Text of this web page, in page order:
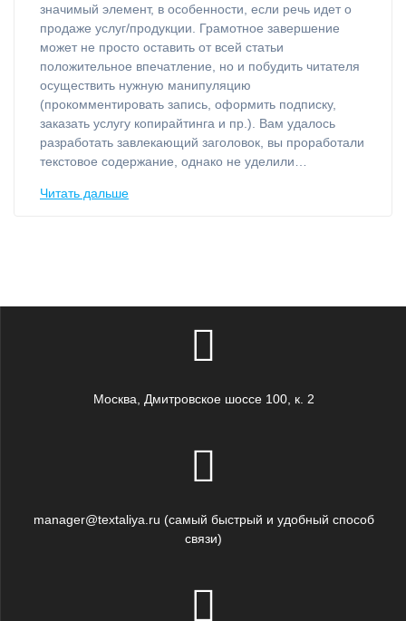
значимый элемент, в особенности, если речь идет о
продаже услуг/продукции. Грамотное завершение
может не просто оставить от всей статьи
положительное впечатление, но и побудить читателя
осуществить нужную манипуляцию
(прокомментировать запись, оформить подписку,
заказать услугу копирайтинга и пр.). Вам удалось
разработать завлекающий заголовок, вы проработали
текстовое содержание, однако не уделили…
Читать дальше
Москва, Дмитровское шоссе 100, к. 2
manager@textaliya.ru (самый быстрый и удобный способ
связи)